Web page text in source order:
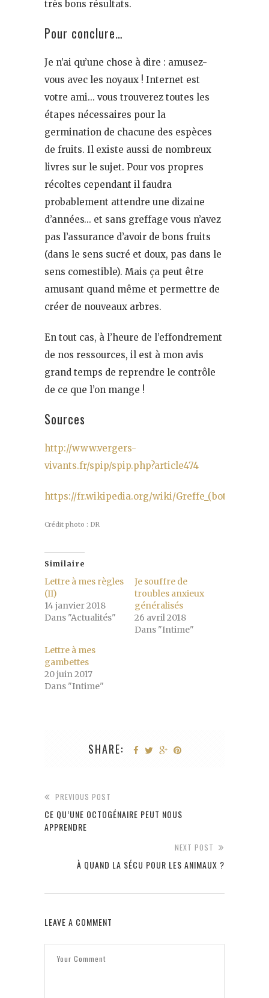
très bons résultats.
Pour conclure…
Je n’ai qu’une chose à dire : amusez-
vous avec les noyaux ! Internet est
votre ami… vous trouverez toutes les
étapes nécessaires pour la
germination de chacune des espèces
de fruits. Il existe aussi de nombreux
livres sur le sujet. Pour vos propres
récoltes cependant il faudra
probablement attendre une dizaine
d’années… et sans greffage vous n’avez
pas l’assurance d’avoir de bons fruits
(dans le sens sucré et doux, pas dans le
sens comestible). Mais ça peut être
amusant quand même et permettre de
créer de nouveaux arbres.
En tout cas, à l’heure de l’effondrement
de nos ressources, il est à mon avis
grand temps de reprendre le contrôle
de ce que l’on mange !
Sources
http://www.vergers-
vivants.fr/spip/spip.php?article474
https://fr.wikipedia.org/wiki/Greffe_(botanique)
Crédit photo : DR
Similaire
Lettre à mes règles
(II)
14 janvier 2018
Dans "Actualités"
Je souffre de
troubles anxieux
généralisés
26 avril 2018
Dans "Intime"
Lettre à mes
gambettes
20 juin 2017
Dans "Intime"
SHARE:
PREVIOUS POST
CE QU’UNE OCTOGÉNAIRE PEUT NOUS
APPRENDRE
NEXT POST
À QUAND LA SÉCU POUR LES ANIMAUX ?
LEAVE A COMMENT